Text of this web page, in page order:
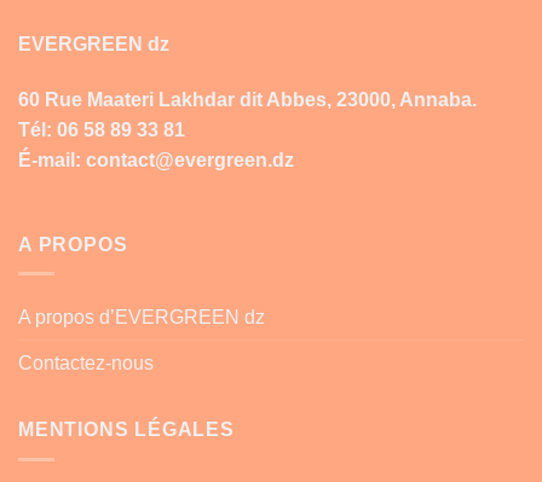
EVERGREEN dz
60 Rue Maateri Lakhdar dit Abbes, 23000, Annaba.
Tél: 06 58 89 33 81
É-mail: contact@evergreen.dz
A PROPOS
A propos d’EVERGREEN dz
Contactez-nous
MENTIONS LÉGALES